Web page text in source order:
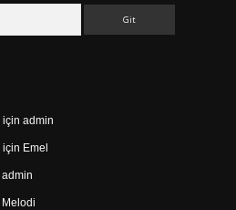
için admin
için Emel
admin
Melodi